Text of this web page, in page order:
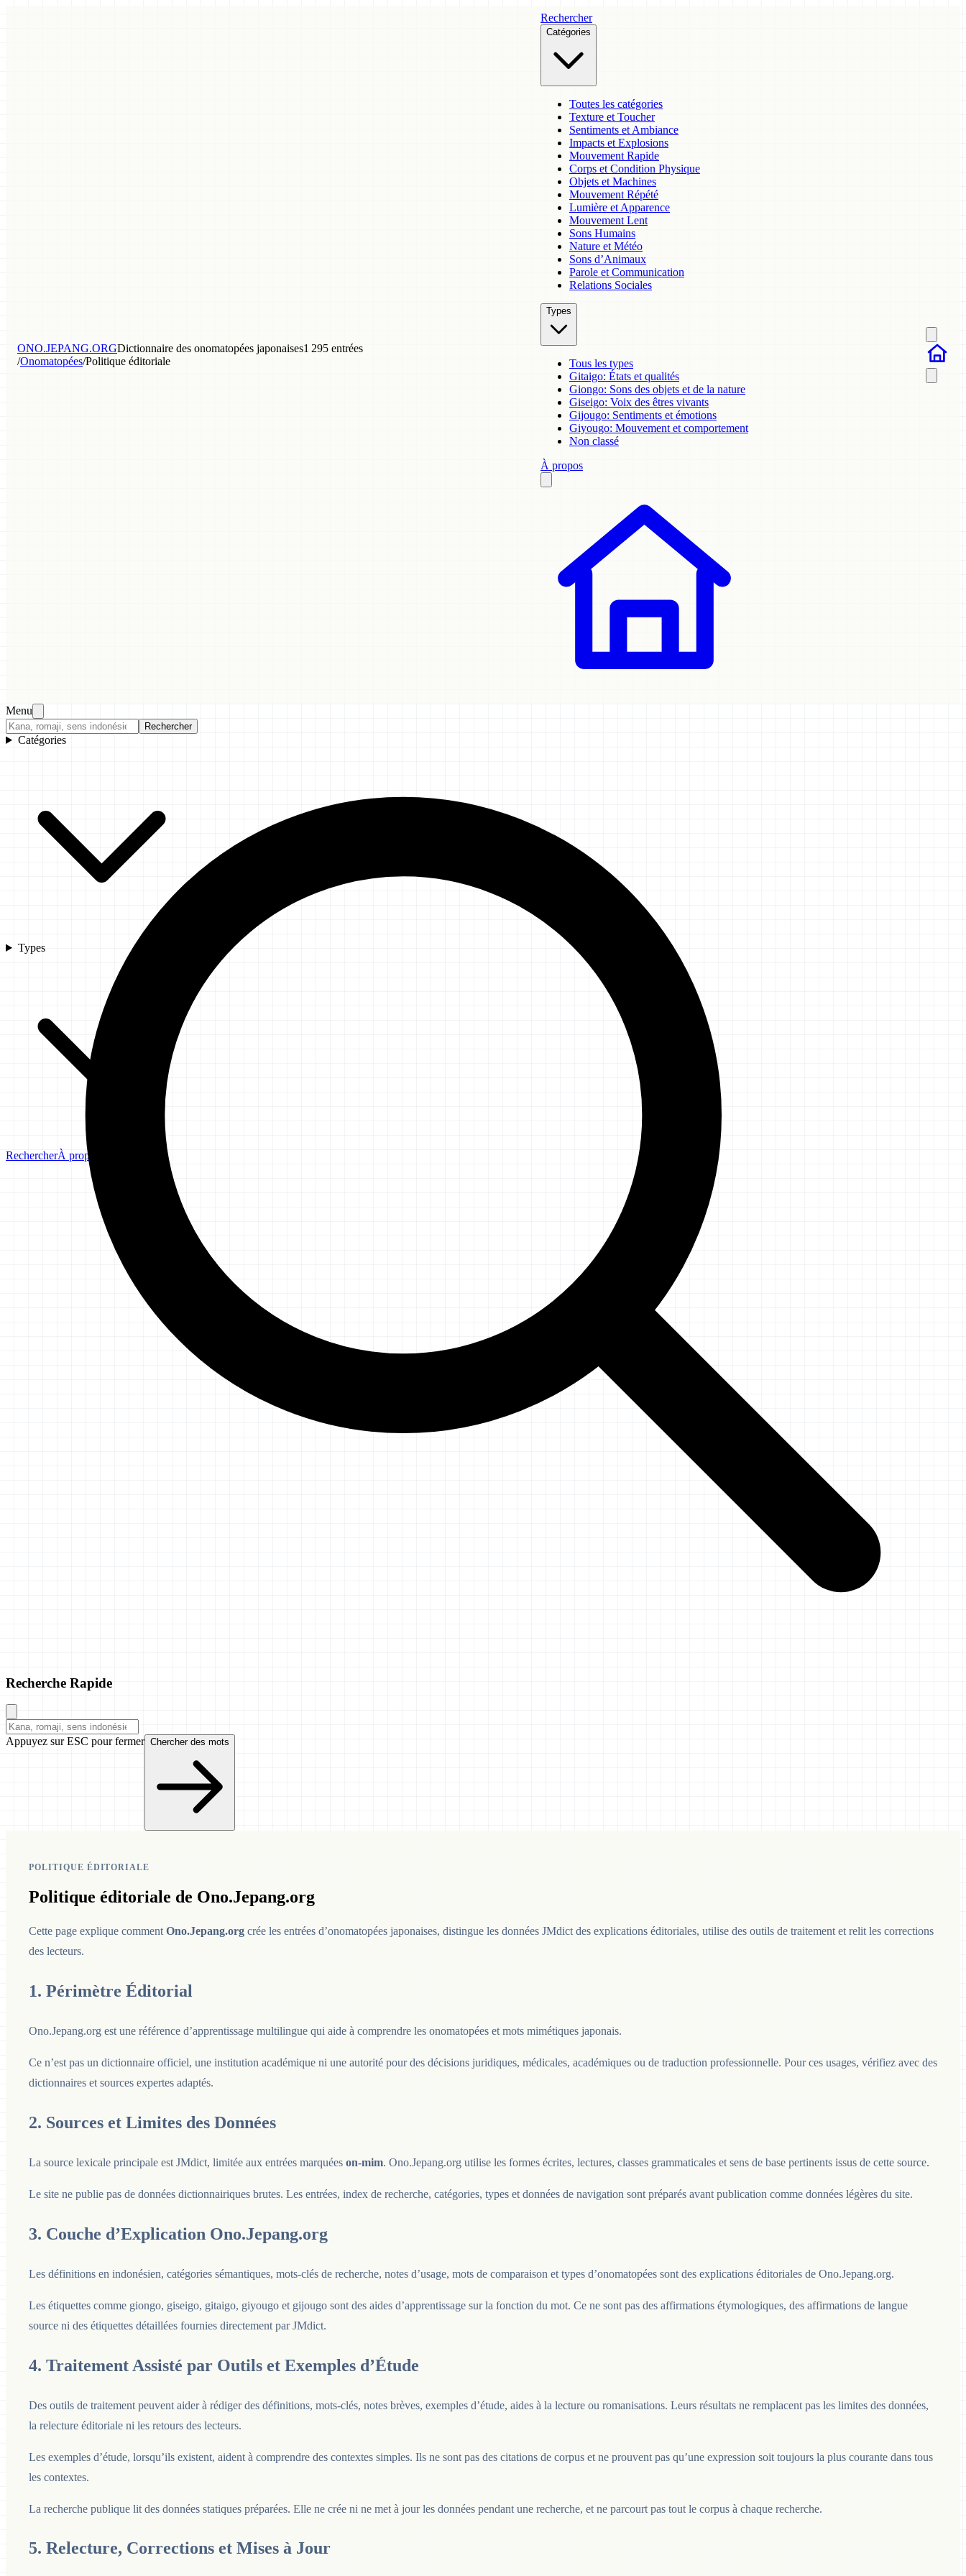
ONO.JEPANG.ORGDictionnaire des onomatopées japonaises1 295 entrées
/Onomatopées/Politique éditoriale
Rechercher
Catégories
Toutes les catégories
Texture et Toucher
Sentiments et Ambiance
Impacts et Explosions
Mouvement Rapide
Corps et Condition Physique
Objets et Machines
Mouvement Répété
Lumière et Apparence
Mouvement Lent
Sons Humains
Nature et Météo
Sons d’Animaux
Parole et Communication
Relations Sociales
Types
Tous les types
Gitaigo: États et qualités
Giongo: Sons des objets et de la nature
Giseigo: Voix des êtres vivants
Gijougo: Sentiments et émotions
Giyougo: Mouvement et comportement
Non classé
À propos
Menu
Rechercher
Catégories
Types
RechercherÀ propos
Recherche Rapide
Appuyez sur ESC pour fermer Chercher des mots
POLITIQUE ÉDITORIALE
Politique éditoriale de Ono.Jepang.org
Cette page explique comment Ono.Jepang.org crée les entrées d’onomatopées japonaises, distingue les données JMdict des explications éditoriales, utilise des outils de traitement et relit les corrections
des lecteurs.
1. Périmètre Éditorial
Ono.Jepang.org est une référence d’apprentissage multilingue qui aide à comprendre les onomatopées et mots mimétiques japonais.
Ce n’est pas un dictionnaire officiel, une institution académique ni une autorité pour des décisions juridiques, médicales, académiques ou de traduction professionnelle. Pour ces usages, vérifiez avec des
dictionnaires et sources expertes adaptés.
2. Sources et Limites des Données
La source lexicale principale est JMdict, limitée aux entrées marquées on-mim. Ono.Jepang.org utilise les formes écrites, lectures, classes grammaticales et sens de base pertinents issus de cette source.
Le site ne publie pas de données dictionnairiques brutes. Les entrées, index de recherche, catégories, types et données de navigation sont préparés avant publication comme données légères du site.
3. Couche d’Explication Ono.Jepang.org
Les définitions en indonésien, catégories sémantiques, mots-clés de recherche, notes d’usage, mots de comparaison et types d’onomatopées sont des explications éditoriales de Ono.Jepang.org.
Les étiquettes comme giongo, giseigo, gitaigo, giyougo et gijougo sont des aides d’apprentissage sur la fonction du mot. Ce ne sont pas des affirmations étymologiques, des affirmations de langue
source ni des étiquettes détaillées fournies directement par JMdict.
4. Traitement Assisté par Outils et Exemples d’Étude
Des outils de traitement peuvent aider à rédiger des définitions, mots-clés, notes brèves, exemples d’étude, aides à la lecture ou romanisations. Leurs résultats ne remplacent pas les limites des données,
la relecture éditoriale ni les retours des lecteurs.
Les exemples d’étude, lorsqu’ils existent, aident à comprendre des contextes simples. Ils ne sont pas des citations de corpus et ne prouvent pas qu’une expression soit toujours la plus courante dans tous
les contextes.
La recherche publique lit des données statiques préparées. Elle ne crée ni ne met à jour les données pendant une recherche, et ne parcourt pas tout le corpus à chaque recherche.
5. Relecture, Corrections et Mises à Jour